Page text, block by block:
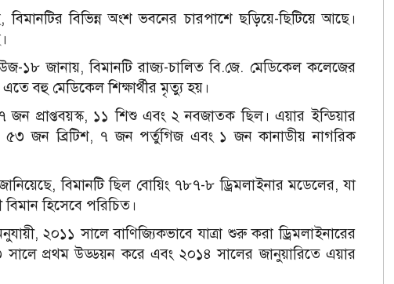
বিভিন্ন অংশ ভবনের চারপাশে ছড়িয়ে-ছিটিয়ে আছে।
১৮ জানায়, বিমানটি রাজ্য-চালিত বি.জে. মেডিকেল কলেজের
বহু মেডিকেল শিক্ষার্থীর মৃত্যু হয়।
জন প্রাপ্তবয়স্ক, ১১ শিশু এবং ২ নবজাতক ছিল। এয়ার ইন্ডিয়ার
৫৩ জন ব্রিটিশ, ৭ জন পর্তুগিজ এবং ১ জন কানাডীয় নাগরিক
জানিয়েছে, বিমানটি ছিল বোয়িং ৭৮৭-৮ ড্রিমলাইনার মডেলের, যা
বিমান হিসেবে পরিচিত।
২০১১ সালে বাণিজ্যিকভাবে যাত্রা শুরু করা ড্রিমলাইনারের
সালে প্রথম উড্ডয়ন করে এবং ২০১৪ সালের জানুয়ারিতে এয়ার